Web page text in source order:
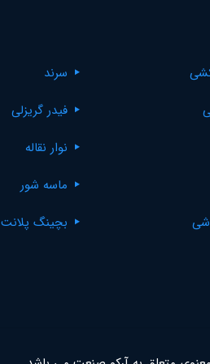
سرند
فیدر گریزلی
نوار نقاله
ماسه شور
بچینگ پلانت